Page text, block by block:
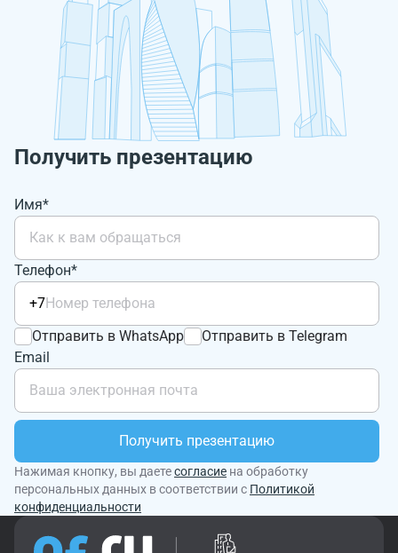
Получить презентацию
Имя*
Телефон*
+7
Отправить в WhatsApp
Отправить в Telegram
Email
Получить презентацию
Нажимая кнопку, вы даетесогласие на обработку
персональных данных в соответствии с Политикой
конфиденциальности